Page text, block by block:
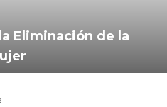
Eliminación de la